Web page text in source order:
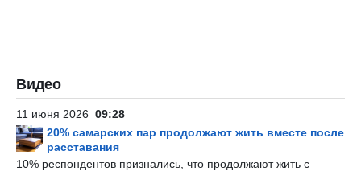
Видео
11 июня 2026 09:28
20% самарских пар продолжают жить вместе после
расставания
10% респондентов признались, что продолжают жить с